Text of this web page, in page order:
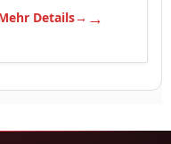
Details